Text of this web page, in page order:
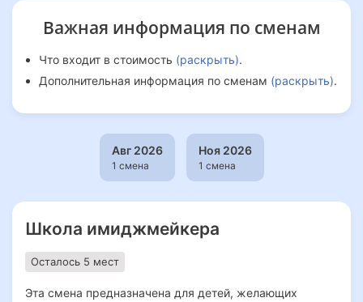
Важная информация по сменам
Что входит в стоимость (раскрыть).
Дополнительная информация по сменам (раскрыть).
Авг 2026
1 смена
Ноя 2026
1 смена
Школа имиджмейкера
Осталось 5 мест
Эта смена предназначена для детей, желающих